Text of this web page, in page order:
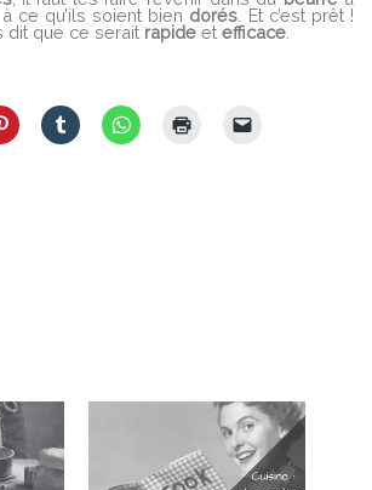
ce qu’ils soient bien dorés . Et c’est prêt !
dit que ce serait rapide et efficace